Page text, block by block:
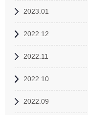
2023.01
2022.12
2022.11
2022.10
2022.09